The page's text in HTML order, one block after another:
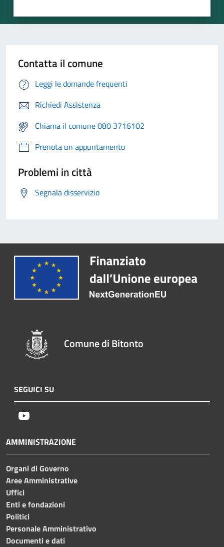
Contatta il comune
Leggi le domande frequenti
Richiedi Assistenza
Chiama il comune 080 3716102
Prenota un appuntamento
Problemi in città
Segnala disservizio
Comune di Bitonto
SEGUICI SU
AMMINISTRAZIONE
Organi di Governo
Aree Amministrative
Uffici
Enti e fondazioni
Politici
Personale Amministrativo
Documenti e dati